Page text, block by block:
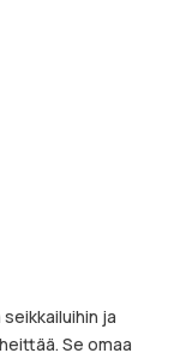
ja
Se omaa